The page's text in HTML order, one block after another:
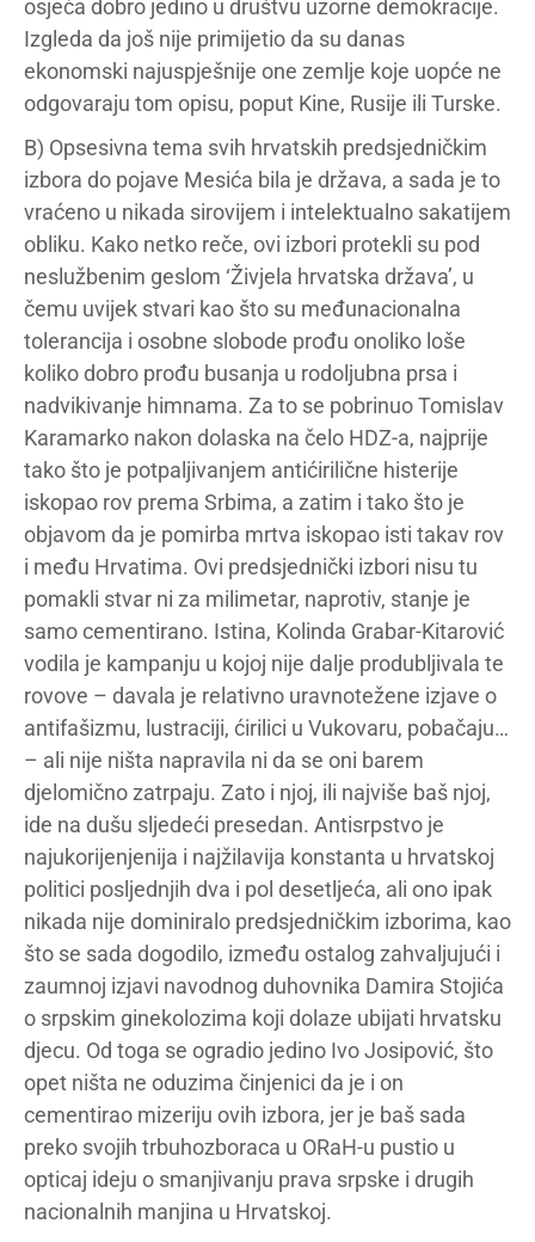
osjeća dobro jedino u društvu uzorne demokracije.
Izgleda da još nije primijetio da su danas
ekonomski najuspješnije one zemlje koje uopće ne
odgovaraju tom opisu, poput Kine, Rusije ili Turske.
B) Opsesivna tema svih hrvatskih predsjedničkim
izbora do pojave Mesića bila je država, a sada je to
vraćeno u nikada sirovijem i intelektualno sakatijem
obliku. Kako netko reče, ovi izbori protekli su pod
neslužbenim geslom ‘Živjela hrvatska država’, u
čemu uvijek stvari kao što su međunacionalna
tolerancija i osobne slobode prođu onoliko loše
koliko dobro prođu busanja u rodoljubna prsa i
nadvikivanje himnama. Za to se pobrinuo Tomislav
Karamarko nakon dolaska na čelo HDZ-a, najprije
tako što je potpaljivanjem antićirilične histerije
iskopao rov prema Srbima, a zatim i tako što je
objavom da je pomirba mrtva iskopao isti takav rov
i među Hrvatima. Ovi predsjednički izbori nisu tu
pomakli stvar ni za milimetar, naprotiv, stanje je
samo cementirano. Istina, Kolinda Grabar-Kitarović
vodila je kampanju u kojoj nije dalje produbljivala te
rovove – davala je relativno uravnotežene izjave o
antifašizmu, lustraciji, ćirilici u Vukovaru, pobačaju…
– ali nije ništa napravila ni da se oni barem
djelomično zatrpaju. Zato i njoj, ili najviše baš njoj,
ide na dušu sljedeći presedan. Antisrpstvo je
najukorijenjenija i najžilavija konstanta u hrvatskoj
politici posljednjih dva i pol desetljeća, ali ono ipak
nikada nije dominiralo predsjedničkim izborima, kao
što se sada dogodilo, između ostalog zahvaljujući i
zaumnoj izjavi navodnog duhovnika Damira Stojića
o srpskim ginekolozima koji dolaze ubijati hrvatsku
djecu. Od toga se ogradio jedino Ivo Josipović, što
opet ništa ne oduzima činjenici da je i on
cementirao mizeriju ovih izbora, jer je baš sada
preko svojih trbuhozboraca u ORaH-u pustio u
opticaj ideju o smanjivanju prava srpske i drugih
nacionalnih manjina u Hrvatskoj.